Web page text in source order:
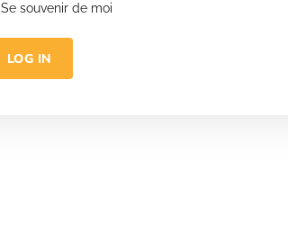
Se souvenir de moi
LOG IN